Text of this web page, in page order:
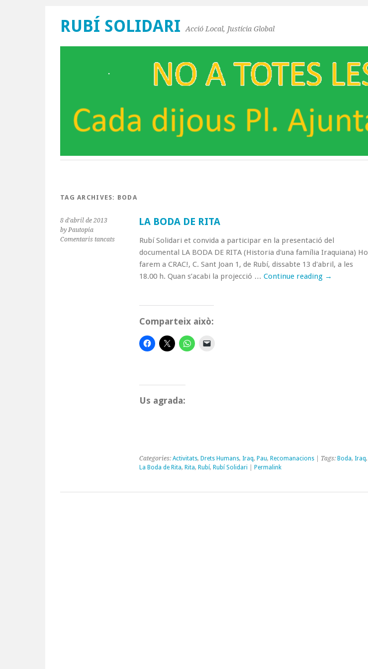
RUBÍ SOLIDARI Acció Local, Justícia Global
TAG ARCHIVES: BODA
8 d'abril de 2013
by Pautopia
Comentaris tancatsa
LA BODA DE RITA
Rubí Solidari et convida a participar en la presentació del
documental LA BODA DE RITA (Historia d'una família Iraquiana) Ho
farem a CRAC!, C. Sant Joan 1, de Rubí, dissabte 13 d'abril, a les
18.00 h. Quan s’acabi la projecció … Continue reading →
Comparteix això:
Us agrada:
Categories: Activitats, Drets Humans, Iraq, Pau, Recomanacions| Tags: Boda, Iraq,
La Boda de Rita, Rita, Rubí, Rubí Solidari Permalink